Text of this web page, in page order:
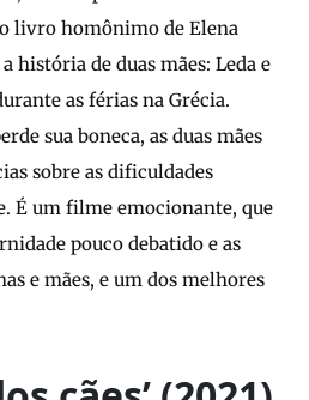
livro homônimo de Elena
história de duas mães: Leda e
as férias na Grécia.
sua boneca, as duas mães
sobre as dificuldades
É um filme emocionante, que
pouco debatido e as
e mães, e um dos melhores